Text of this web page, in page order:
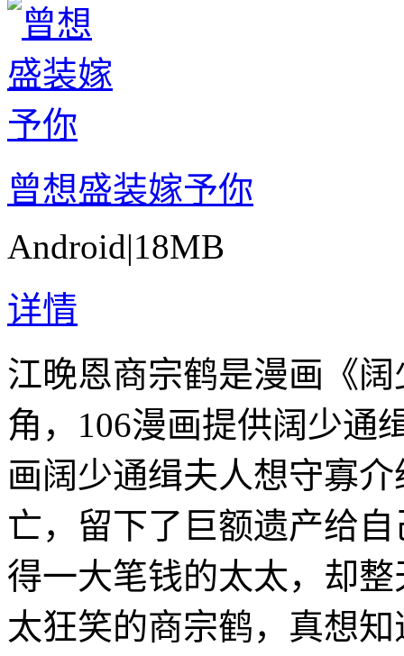
曾想盛装嫁予你
Android|18MB
详情
江晚恩商宗鹤是漫画《
角，106漫画提供阔少通
画阔少通缉夫人想守寡
亡，留下了巨额遗产给
得一大笔钱的太太，却
太狂笑的商宗鹤，真想